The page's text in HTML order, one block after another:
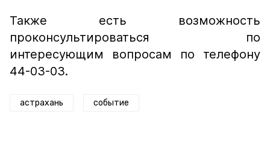
Также есть возможность
проконсультироваться по
интересующим вопросам по телефону
44-03-03.
астрахань событие